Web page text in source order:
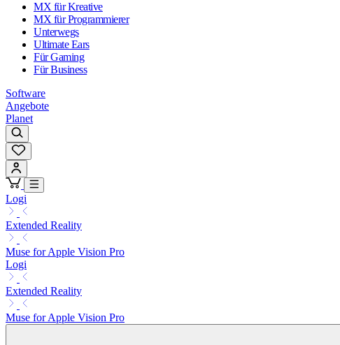
MX für Kreative
MX für Programmierer
Unterwegs
Ultimate Ears
Für Gaming
Für Business
Software
Angebote
Planet
Logi
Extended Reality
Muse for Apple Vision Pro
Logi
Extended Reality
Muse for Apple Vision Pro